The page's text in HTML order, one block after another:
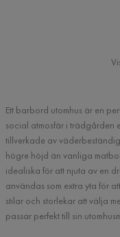
Ett barbord utomhus är en
social atmosfär i trädgården
tillverkade av
högre höjd än vanliga
idealiska för att njuta av en
användas som extra yta för
stilar och storlekar att välja
passar perfekt till sin